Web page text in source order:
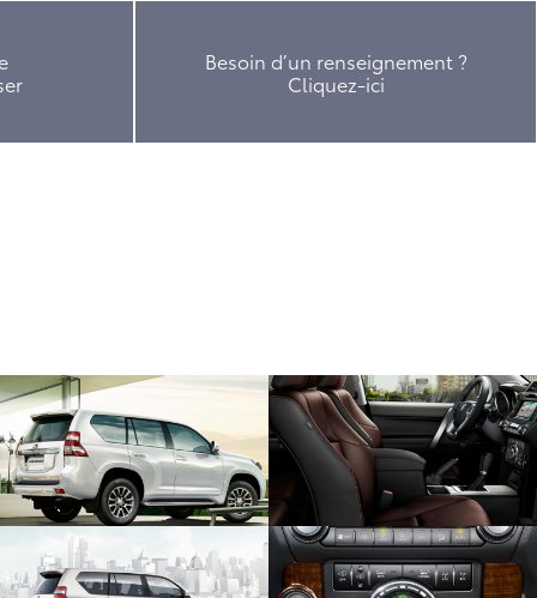
Besoin d’un renseignement ?
Cliquez-ici